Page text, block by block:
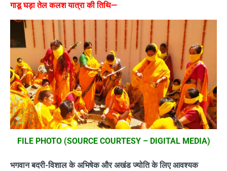
गाडू घड़ा तेल कलश यात्रा की तिथि—
FILE PHOTO (SOURCE COURTESY – DIGITAL MEDIA)
भगवान बदरी-विशाल के अभिषेक और अखंड ज्योति के लिए आवश्यक